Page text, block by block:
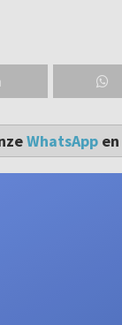
WhatsAppen